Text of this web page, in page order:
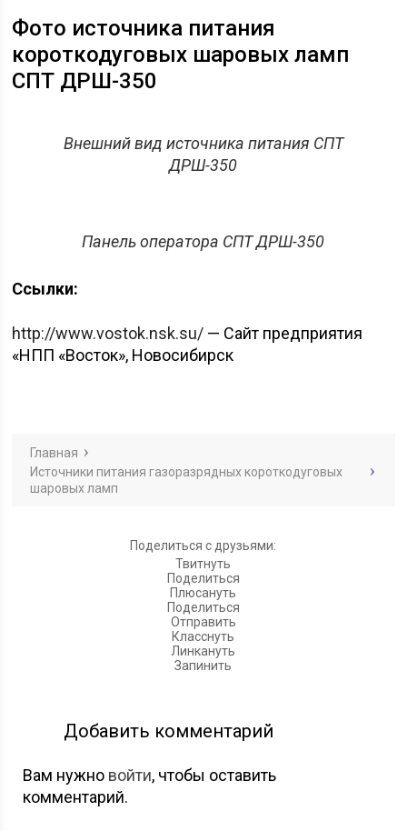
Фото источника питания
короткодуговых шаровых ламп
СПТ ДРШ-350
Внешний вид источника питания СПТ
ДРШ-350
Панель оператора СПТ ДРШ-350
Ссылки:
http://www.vostok.nsk.su/ — Сайт предприятия
«НПП «Восток», Новосибирск
Главная
Источники питания газоразрядных короткодуговых
шаровых ламп
Поделиться с друзьями:
Твитнуть
Поделиться
Плюсануть
Поделиться
Отправить
Класснуть
Линкануть
Запинить
Добавить комментарий
Вам нужно войти, чтобы оставить
комментарий.